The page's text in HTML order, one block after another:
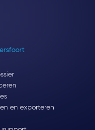
en exporteren